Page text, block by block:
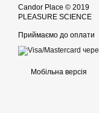
Candor Place © 2019
PLEASURE SCIENCE
Приймаємо до оплати
Мобільна версія